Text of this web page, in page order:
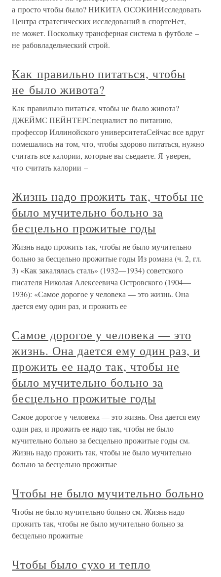
а просто чтобы было? НИКИТА ОСОКИНИсследовать
Центра стратегических исследований в спортеНет,
не может. Поскольку трансферная система в футболе –
не рабовладельческий строй.
Как правильно питаться, чтобы
не было живота?
Как правильно питаться, чтобы не было живота?
ДЖЕЙМС ПЕЙНТЕРСпециалист по питанию,
профессор Иллинойского университетаСейчас все вдруг
помешались на том, что, чтобы здорово питаться, нужно
считать все калории, которые вы съедаете. Я уверен,
что считать калории –
Жизнь надо прожить так, чтобы не
было мучительно больно за
бесцельно прожитые годы
Жизнь надо прожить так, чтобы не было мучительно
больно за бесцельно прожитые годы Из романа (ч. 2, гл.
3) «Как закалялась сталь» (1932—1934) советского
писателя Николая Алексеевича Островского (1904—
1936): «Самое дорогое у человека — это жизнь. Она
дается ему один раз, и прожить ее
Самое дорогое у человека — это
жизнь. Она дается ему один раз, и
прожить ее надо так, чтобы не
было мучительно больно за
бесцельно прожитые годы
Самое дорогое у человека — это жизнь. Она дается ему
один раз, и прожить ее надо так, чтобы не было
мучительно больно за бесцельно прожитые годы см.
Жизнь надо прожить так, чтобы не было мучительно
больно за бесцельно прожитые
Чтобы не было мучительно больно
Чтобы не было мучительно больно см. Жизнь надо
прожить так, чтобы не было мучительно больно за
бесцельно прожитые
Чтобы было сухо и тепло